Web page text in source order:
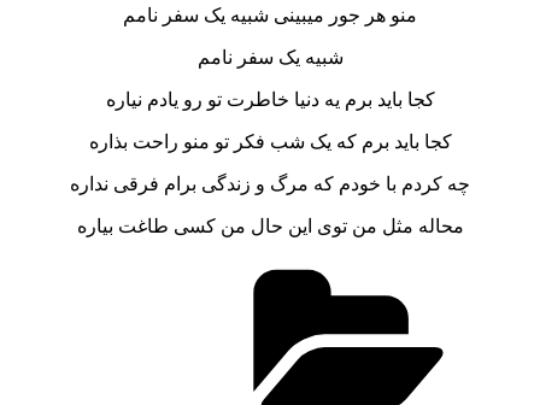
منو هر جور میبینی شبیه یک سفر نامم
شبیه یک سفر نامم
کجا باید برم یه دنیا خاطرت تو رو یادم نیاره
کجا باید برم که یک شب فکر تو منو راحت بذاره
چه کردم با خودم که مرگ و زندگی برام فرقی نداره
محاله مثل من توی این حال من کسی طاغت بیاره